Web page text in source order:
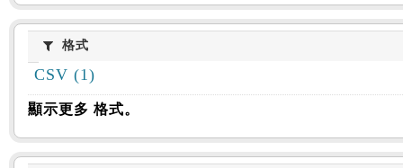
格式格式
CSV (1)
顯示更多 格式。